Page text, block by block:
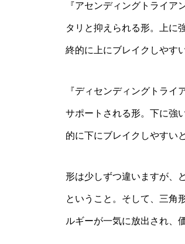
『アセンディングトライ
タリと抑えられる形。上に
終的に上にブレイクしやす
『ディセンディングトラ
サポートされる形。下に強
的に下にブレイクしやすい
形は少しずつ違いますが、
ということ。そして、三角
ルギーが一気に放出され、